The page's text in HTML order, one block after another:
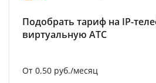
Подобрать тариф на IP-
виртуальную АТС
От 0.50 руб./месяц